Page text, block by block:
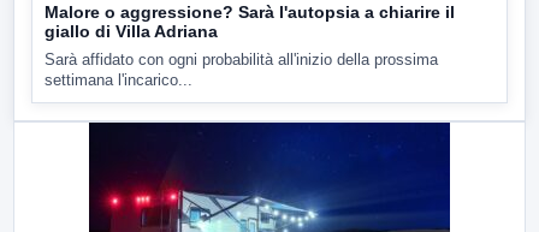
Malore o aggressione? Sarà l'autopsia a chiarire il
giallo di Villa Adriana
Sarà affidato con ogni probabilità all'inizio della prossima
settimana l'incarico...